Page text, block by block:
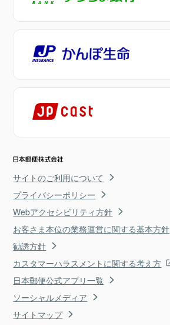
サイトのご利用について
プライバシーポリシー
Webアクセシビリティ方針
お客さま本位の業務運営に関する基本方針
勧誘方針
カスタマーハラスメントに関する考え方
日本郵便公式アプリ一覧
ソーシャルメディア
サイトマップ